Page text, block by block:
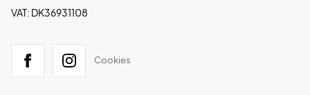
VAT: DK36931108
Cookies